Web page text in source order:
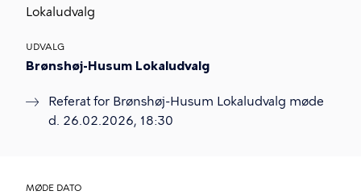
Lokaludvalg
UDVALG
Brønshøj-Husum Lokaludvalg
Referat for Brønshøj-Husum Lokaludvalg møde
d. 26.02.2026, 18:30
MØDE DATO